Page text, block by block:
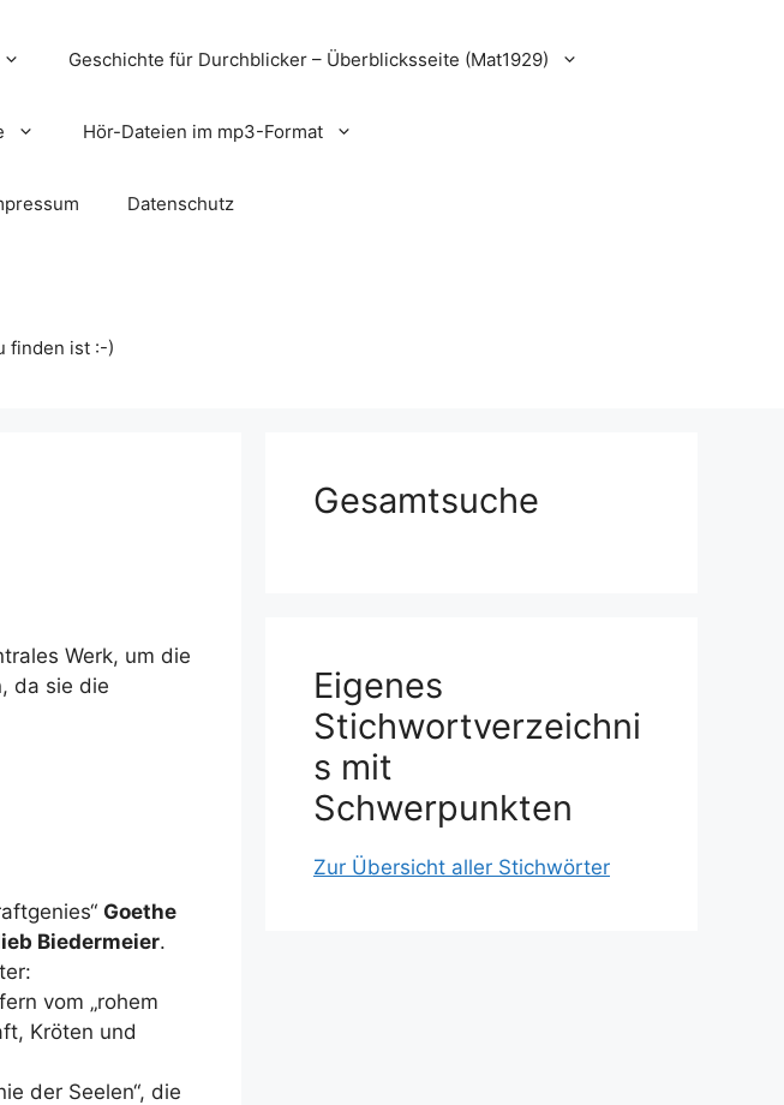
Geschichte für Durchblicker – Überblicksseite (Mat1929)
Hör-Dateien im mp3-Format
Datenschutz
finden ist :-)
Werk, um die
da sie die
Goethe
Biedermeier.
vom „rohem
Kröten und
der Seelen“, die
Gesamtsuche
Eigenes
Stichwortverzeichni
s mit
Schwerpunkten
Zur Übersicht aller Stichwörter